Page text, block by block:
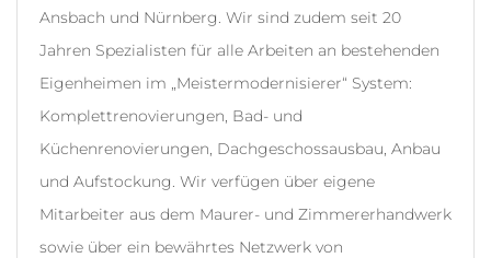
Ansbach und Nürnberg. Wir sind zudem seit 20
Jahren Spezialisten für alle Arbeiten an bestehenden
Eigenheimen im „Meistermodernisierer“ System:
Komplettrenovierungen, Bad- und
Küchenrenovierungen, Dachgeschossausbau, Anbau
und Aufstockung. Wir verfügen über eigene
Mitarbeiter aus dem Maurer- und Zimmererhandwerk
sowie über ein bewährtes Netzwerk von